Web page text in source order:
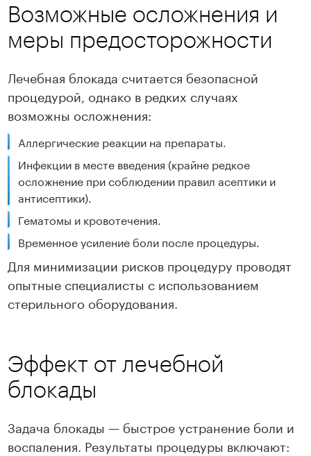
Возможные осложнения и
меры предосторожности
Лечебная блокада считается безопасной
процедурой, однако в редких случаях
возможны осложнения:
Аллергические реакции на препараты.
Инфекции в месте введения (крайне редкое
осложнение при соблюдении правил асептики и
антисептики).
Гематомы и кровотечения.
Временное усиление боли после процедуры.
Для минимизации рисков процедуру проводят
опытные специалисты с использованием
стерильного оборудования.
Эффект от лечебной
блокады
Задача блокады — быстрое устранение боли и
воспаления. Результаты процедуры включают: